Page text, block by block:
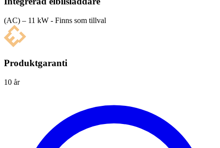
(AC) – 11 kW - Finns som tillval
Produktgaranti
10 år